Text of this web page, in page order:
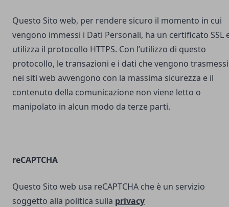
Questo Sito web, per rendere sicuro il momento in cui
vengono immessi i Dati Personali, ha un certificato SSL
utilizza il protocollo HTTPS. Con l’utilizzo di questo
protocollo, le transazioni e i dati che vengono trasmessi
nei siti web avvengono con la massima sicurezza e il
contenuto della comunicazione non viene letto o
manipolato in alcun modo da terze parti.
reCAPTCHA
Questo Sito web usa reCAPTCHA che è un servizio
soggetto alla politica sulla privacy